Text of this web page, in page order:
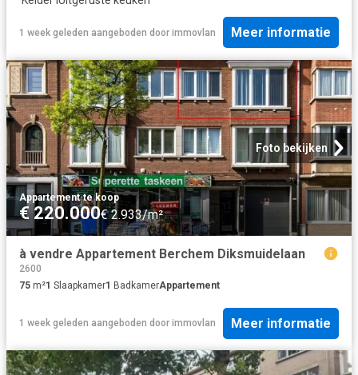
1 week geleden aangeboden door immovlan Meer informatie
Foto bekijken
Appartement·te koop
€ 220.000€ 2.933/m²
à vendre Appartement Berchem Diksmuidelaan
2600
75 m²1 Slaapkamer1 BadkamerAppartement
1 week geleden aangeboden door immovlan Meer informatie